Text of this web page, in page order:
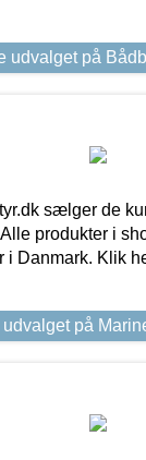
udvalget på
sælger de
produkter i
i Danmark. Klik
udvalget på